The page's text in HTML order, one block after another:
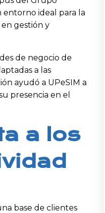
ideal para la
gestión y
de negocio de
a las
ayudó a UPeSIM a
presencia en el
a los
base de clientes